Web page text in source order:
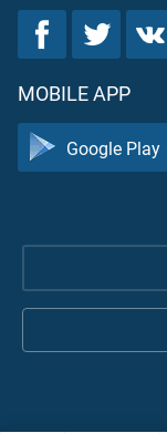
MOBILE APP
Google Play